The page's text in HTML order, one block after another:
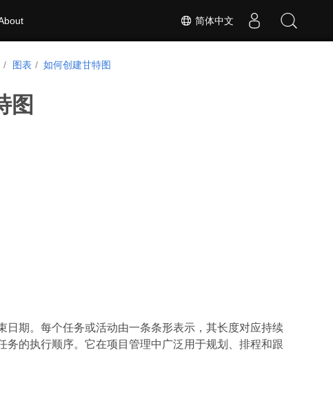
简体中文
图表 如何创建甘特图
图
期。每个任务或活动由一条条形表示，其长度对应持续
的执行顺序。它在项目管理中广泛用于规划、排程和跟